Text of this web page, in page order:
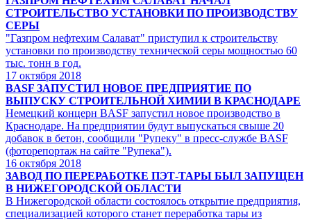
СТРОИТЕЛЬСТВО УСТАНОВКИ ПО ПРОИЗВОДСТВУ
СЕРЫ
"Газпром нефтехим Салават" приступил к строительству
установки по производству технической серы мощностью 60
тыс. тонн в год.
17 октября 2018
BASF ЗАПУСТИЛ НОВОЕ ПРЕДПРИЯТИЕ ПО
ВЫПУСКУ СТРОИТЕЛЬНОЙ ХИМИИ В КРАСНОДАРЕ
Немецкий концерн BASF запустил новое производство в
Краснодаре. На предприятии будут выпускаться свыше 20
добавок в бетон, сообщили "Рупеку" в пресс-службе BASF
(фоторепортаж на сайте "Рупека").
16 октября 2018
ЗАВОД ПО ПЕРЕРАБОТКЕ ПЭТ-ТАРЫ БЫЛ ЗАПУЩЕН
В НИЖЕГОРОДСКОЙ ОБЛАСТИ
В Нижегородской области состоялось открытие предприятия,
специализацией которого станет переработка тары из